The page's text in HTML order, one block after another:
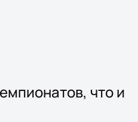
что и